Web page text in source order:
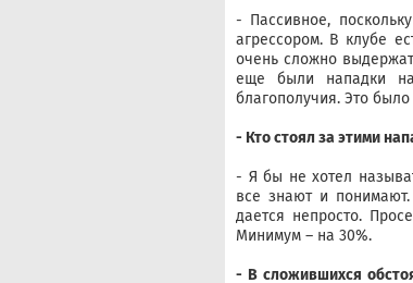
- Пассивное,
агрессором. В клубе
очень сложно
еще были нападки
благополучия. Это было
- Кто стоял за этими
- Я бы не хотел
все знают и
дается непросто.
Минимум – на 30%.
- В сложившихся